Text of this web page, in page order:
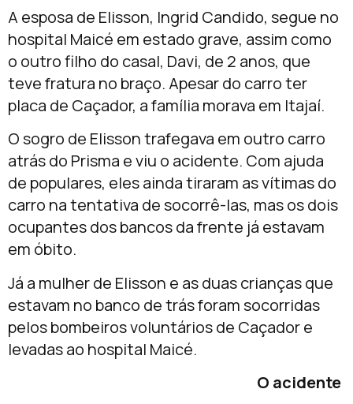
A esposa de Elisson, Ingrid Candido, segue no
hospital Maicé em estado grave, assim como
o outro filho do casal, Davi, de 2 anos, que
teve fratura no braço. Apesar do carro ter
placa de Caçador, a família morava em Itajaí.
O sogro de Elisson trafegava em outro carro
atrás do Prisma e viu o acidente. Com ajuda
de populares, eles ainda tiraram as vítimas do
carro na tentativa de socorrê-las, mas os dois
ocupantes dos bancos da frente já estavam
em óbito.
Já a mulher de Elisson e as duas crianças que
estavam no banco de trás foram socorridas
pelos bombeiros voluntários de Caçador e
levadas ao hospital Maicé.
O acidente